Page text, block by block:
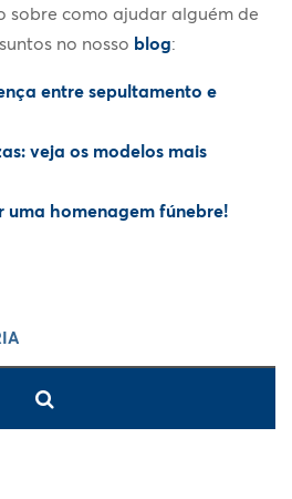
sobre como ajudar alguém de
no nosso blog:
entre sepultamento e
veja os modelos mais
uma homenagem fúnebre!